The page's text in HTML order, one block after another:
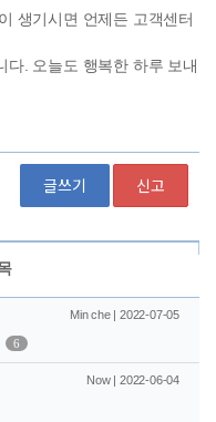
글쓰기 신고